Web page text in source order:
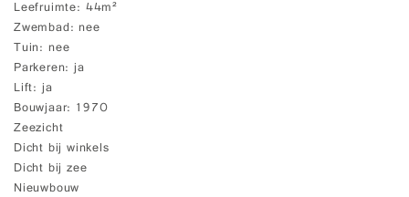
Leefruimte 44m²
Zwembad nee
Tuin nee
Parkeren ja
Lift ja
Bouwjaar 1970
Zeezicht
Dicht bij winkels
Dicht bij zee
Nieuwbouw